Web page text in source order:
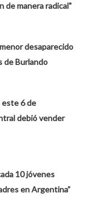
de manera radical"
desaparecido
de Burlando
este 6 de
debió vender
10 jóvenes
en Argentina”